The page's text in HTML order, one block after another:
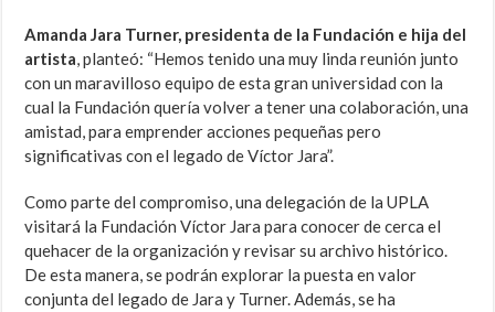
Amanda Jara Turner, presidenta de la Fundación e hija del
artista, planteó: “Hemos tenido una muy linda reunión junto
con un maravilloso equipo de esta gran universidad con la
cual la Fundación quería volver a tener una colaboración, una
amistad, para emprender acciones pequeñas pero
significativas con el legado de Víctor Jara”.
Como parte del compromiso, una delegación de la UPLA
visitará la Fundación Víctor Jara para conocer de cerca el
quehacer de la organización y revisar su archivo histórico.
De esta manera, se podrán explorar la puesta en valor
conjunta del legado de Jara y Turner. Además, se ha